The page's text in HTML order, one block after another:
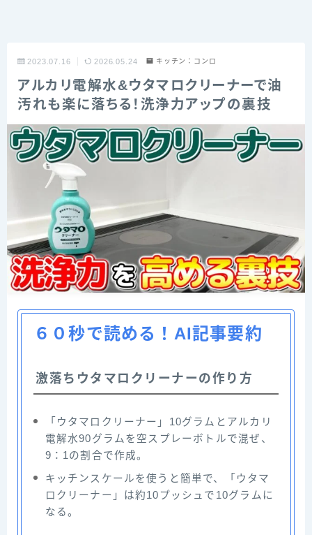
2023.07.16 2026.05.24 キッチン：コンロ
アルカリ電解水&ウタマロクリーナーで油
汚れも楽に落ちる！洗浄力アップの裏技
６０秒で読める！AI記事要約
激落ちウタマロクリーナーの作り方
「ウタマロクリーナー」10グラムとアルカリ
電解水90グラムを空スプレーボトルで混ぜ、
9：1の割合で作成。
キッチンスケールを使うと簡単で、「ウタマ
ロクリーナー」は約10プッシュで10グラムに
なる。